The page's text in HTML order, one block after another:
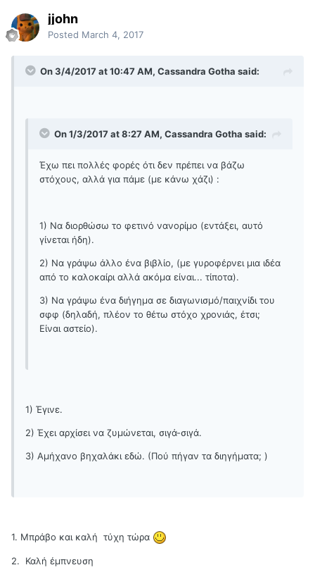
jjohn
Posted March 4, 2017
On 3/4/2017 at 10:47 AM, Cassandra Gotha said:
On 1/3/2017 at 8:27 AM, Cassandra Gotha said:
Έχω πει πολλές φορές ότι δεν πρέπει να βάζω
στόχους, αλλά για πάμε (με κάνω χάζι) :
1) Να διορθώσω το φετινό νανορίμο (εντάξει, αυτό
γίνεται ήδη).
2) Να γράψω άλλο ένα βιβλίο, (με γυροφέρνει μια ιδέα
από το καλοκαίρι αλλά ακόμα είναι... τίποτα).
3) Να γράψω ένα διήγημα σε διαγωνισμό/παιχνίδι του
σφφ (δηλαδή, πλέον το θέτω στόχο χρονιάς, έτσι;
Είναι αστείο).
1) Έγινε.
2) Έχει αρχίσει να ζυμώνεται, σιγά-σιγά.
3) Αμήχανο βηχαλάκι εδώ. (Πού πήγαν τα διηγήματα; )
1. Μπράβο και καλή τύχη τώρα
2. Καλή έμπνευση